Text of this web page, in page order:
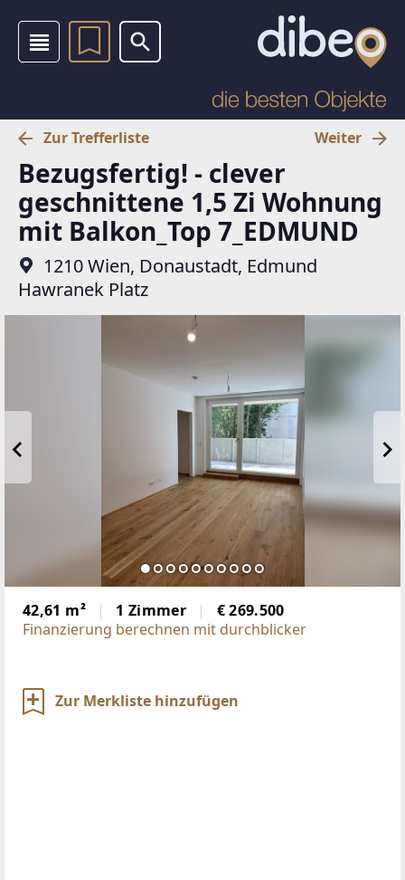
Zur Trefferliste Weiter
Bezugsfertig! - clever
geschnittene 1,5 Zi Wohnung
mit Balkon_Top 7_EDMUND
1210 Wien, Donaustadt, Edmund
Hawranek Platz
42,61 m² 1 Zimmer
€ 269.500
Finanzierung berechnen mit durchblicker
Zur Merkliste hinzufügen